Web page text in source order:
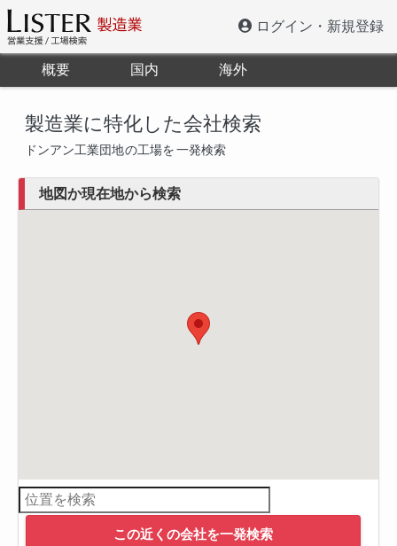
ログイン・新規登録
概要 国内 海外
製造業に特化した会社検索
ドンアン工業団地の工場を一発検索
地図か現在地から検索
この近くの会社を一発検索